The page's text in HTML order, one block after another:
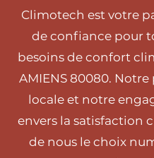
Climotech est votre
de confiance pour
besoins de confort
AMIENS 80080. Notre
locale et notre
envers la satisfaction
de nous le choix